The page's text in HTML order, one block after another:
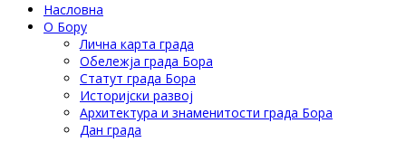
Насловна
О Бору
Лична карта града
Обележја града Бора
Статут града Бора
Историјски развој
Архитектура и знаменитости града Бора
Дан града